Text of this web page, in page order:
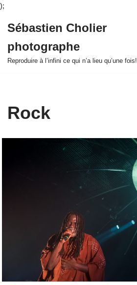
);
au
contenu
Sébastien Cholier
photographe
Reproduire à l’infini ce qui n’a lieu qu’une fois!
Rock